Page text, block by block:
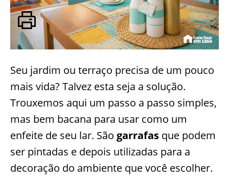
Seu jardim ou terraço precisa de um pouco
mais vida? Talvez esta seja a solução.
Trouxemos aqui um passo a passo simples,
mas bem bacana para usar como um
enfeite de seu lar. São garrafas que podem
ser pintadas e depois utilizadas para a
decoração do ambiente que você escolher.